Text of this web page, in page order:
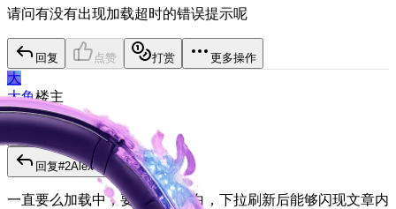
请问有没有出现加载超时的错误提示呢
回复 点赞 打赏 更多操作
大
大鱼楼主
7 个月前
5
回复#2Alex
一直要么加载中，要么就是空白，下拉刷新后能够闪现文章内